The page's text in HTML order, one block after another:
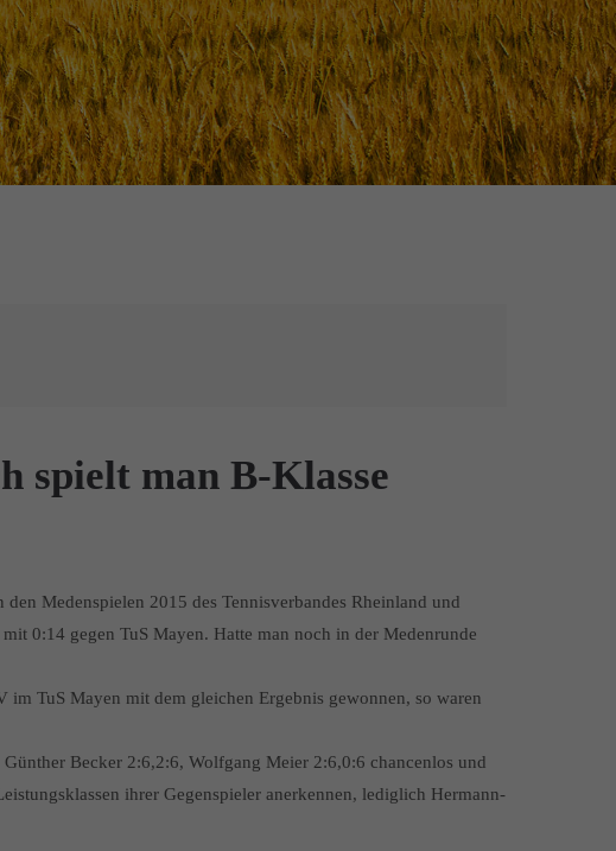
spielt man B-Klasse
Medenspielen 2015 des Tennisverbandes Rheinland und
0:14 gegen TuS Mayen. Hatte man noch in der Medenrunde
im TuS Mayen mit dem gleichen Ergebnis gewonnen, so waren
Becker 2:6,2:6, Wolfgang Meier 2:6,0:6 chancenlos und
ihrer Gegenspieler anerkennen, lediglich Hermann-